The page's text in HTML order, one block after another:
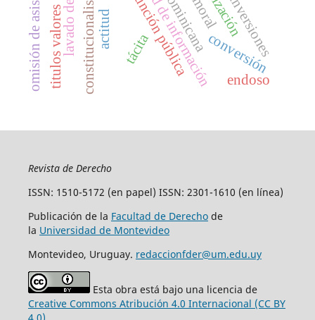
actitud función pública inversiones
omisión de asistencia conversión
tácita
titulos valores endoso
Revista de Derecho
ISSN: 1510-5172 (en papel) ISSN: 2301-1610 (en línea)
Publicación de la Facultad de Derechode
la Universidad de Montevideo
Montevideo, Uruguay. redaccionfder@um.edu.uy
Esta obra está bajo una licencia de
Creative Commons Atribución 4.0 Internacional (CC BY
4.0)